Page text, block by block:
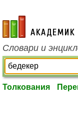
academic.ru
Словари и
Толкования